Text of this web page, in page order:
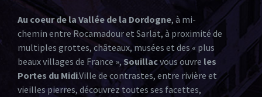
Au coeur de la Vallée de la Dordogne, à mi-
chemin entre Rocamadour et Sarlat, à proximité de
multiples grottes, châteaux, musées et des « plus
beaux villages de France », Souillacvous ouvre les
Portes du Midi.Ville de contrastes, entre rivière et
vieilles pierres, découvrez toutes ses facettes,